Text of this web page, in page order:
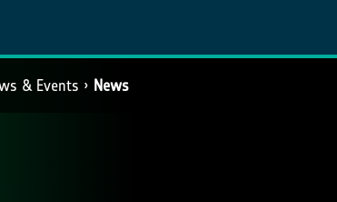
& Events News